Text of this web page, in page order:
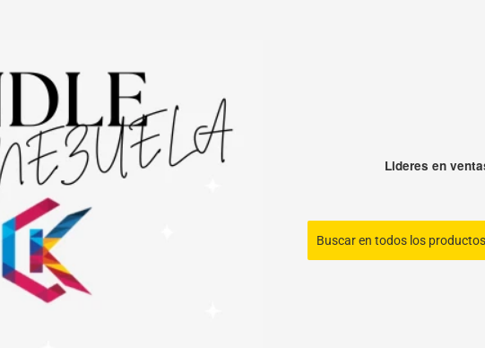
Lideres en